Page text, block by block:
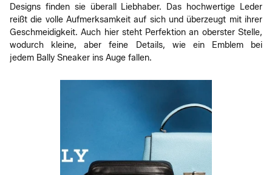
Designs finden sie überall Liebhaber. Das hochwertige Leder
reißt die volle Aufmerksamkeit auf sich und überzeugt mit ihrer
Geschmeidigkeit. Auch hier steht Perfektion an oberster Stelle,
wodurch kleine, aber feine Details, wie ein Emblem bei
jedem Bally Sneaker ins Auge fallen.